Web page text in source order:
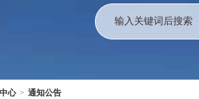
心 > 通知公告